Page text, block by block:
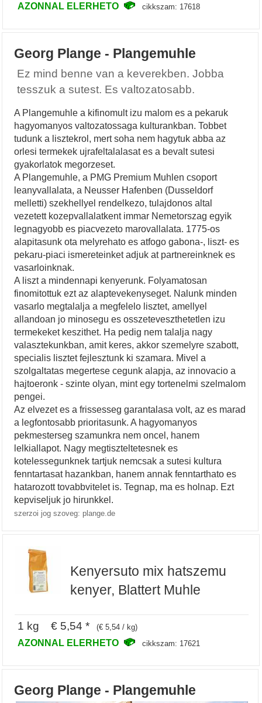
AZONNAL ELERHETO cikkszam: 17618
Georg Plange - Plangemuhle
Ez mind benne van a keverekben. Jobba
tesszuk a sutest. Es valtozatosabb.
A Plangemuhle a kifinomult izu malom es a pekaruk
hagyomanyos valtozatossaga kulturankban. Tobbet
tudunk a lisztekrol, mert soha nem hagytuk abba az
orlesi termekek ujrafeltalalasat es a bevalt sutesi
gyakorlatok megorzeset.
A Plangemuhle, a PMG Premium Muhlen csoport
leanyvallalata, a Neusser Hafenben (Dusseldorf
melletti) szekhellyel rendelkezo, tulajdonos altal
vezetett kozepvallalatkent immar Nemetorszag egyik
legnagyobb es piacvezeto marovallalata. 1775-os
alapitasunk ota melyrehato es atfogo gabona-, liszt- es
pekaru-piaci ismereteinket adjuk at partnereinknek es
vasarloinknak.
A liszt a mindennapi kenyerunk. Folyamatosan
finomitottuk ezt az alaptevekenyseget. Nalunk minden
vasarlo megtalalja a megfelelo lisztet, amellyel
allandoan jo minosegu es osszeteveszthetetlen izu
termekeket keszithet. Ha pedig nem talalja nagy
valasztekunkban, amit keres, akkor szemelyre szabott,
specialis lisztet fejlesztunk ki szamara. Mivel a
szolgaltatas megertese cegunk alapja, az innovacio a
hajtoeronk - szinte olyan, mint egy tortenelmi szelmalom
pengei.
Az elvezet es a frissesseg garantalasa volt, az es marad
a legfontosabb prioritasunk. A hagyomanyos
pekmesterseg szamunkra nem oncel, hanem
lelkiallapot. Nagy megtiszteltetesnek es
kotelessegunknek tartjuk nemcsak a sutesi kultura
fenntartasat hazankban, hanem annak fenntarthato es
hatarozott tovabbvitelet is. Tegnap, ma es holnap. Ezt
kepviseljuk jo hirunkkel.
szerzoi jog szoveg: plange.de
Kenyersuto mix hatszemu
kenyer, Blattert Muhle
1 kg € 5,54 * (€ 5,54 / kg)
AZONNAL ELERHETO cikkszam: 17621
Georg Plange - Plangemuhle